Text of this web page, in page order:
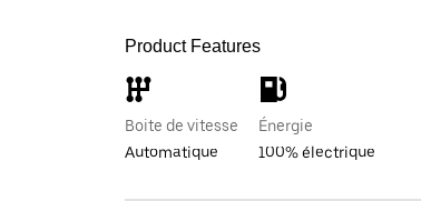
Product Features
Boite de vitesse
Automatique
Énergie
100% électrique